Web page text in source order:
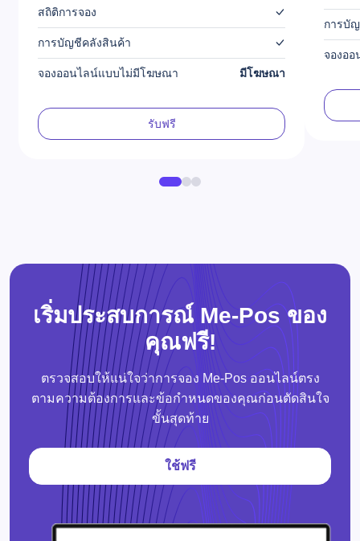
สถิติการจอง
การบัญชีคลังสินค้า
จองออนไลน์แบบไม่มีโฆษณา มีโฆษณา
รับฟรี
การบั
จองอ
เริ่มประสบการณ์ Me-Pos ของ
คุณฟรี!
ตรวจสอบให้แน่ใจว่าการจอง Me-Pos ออนไลน์ตรง
ตามความต้องการและข้อกำหนดของคุณก่อนตัดสินใจ
ขั้นสุดท้าย
ใช้ฟรี